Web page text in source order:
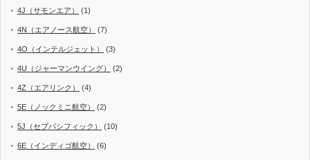
4J（サモンエア） (1)
4N（エアノース航空） (7)
4O（インテルジェット） (3)
4U（ジャーマンウイング） (2)
4Z（エアリンク） (4)
5E（ノックミニ航空） (2)
5J（セブパシフィック） (10)
6E（インディゴ航空） (6)